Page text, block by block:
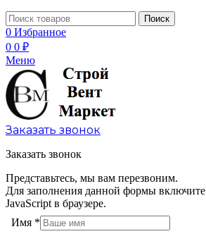
Поиск
0 Избранное
0 0 ₽
Меню
Заказать звонок
Заказать звонок
Представьтесь, мы вам перезвоним.
Для заполнения данной формы включите
JavaScript в браузере.
Имя *